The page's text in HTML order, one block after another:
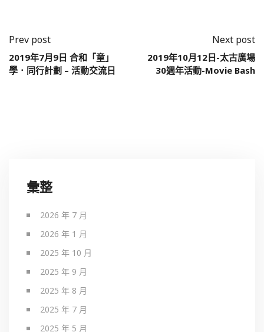
Prev post
2019年7月9日 合和「童」
學．同行計劃 – 活動交流日
Next post
2019年10月12日-太古廣場
30週年活動-Movie Bash
彙整
2026 年 7 月
2026 年 1 月
2025 年 10 月
2025 年 9 月
2025 年 8 月
2025 年 7 月
2025 年 5 月